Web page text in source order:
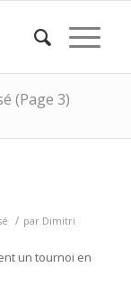
(Page 3)
/ par Dimitri
un tournoi en